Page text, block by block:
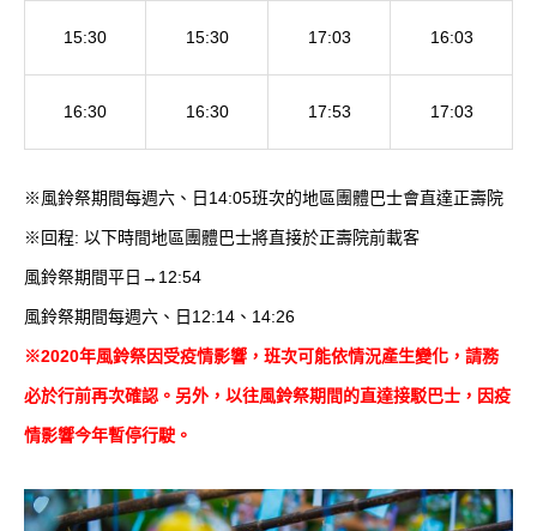
15:30 15:30 17:03 16:03
16:30 16:30 17:53 17:03
※風鈴祭期間每週六、日14:05班次的地區團體巴士會直達正壽院
※回程: 以下時間地區團體巴士將直接於正壽院前載客
風鈴祭期間平日→12:54
風鈴祭期間每週六、日12:14、14:26
※2020年風鈴祭因受疫情影響，班次可能依情況產生變化，請務
必於行前再次確認。另外，以往風鈴祭期間的直達接駁巴士，因疫
情影響今年暫停行駛。